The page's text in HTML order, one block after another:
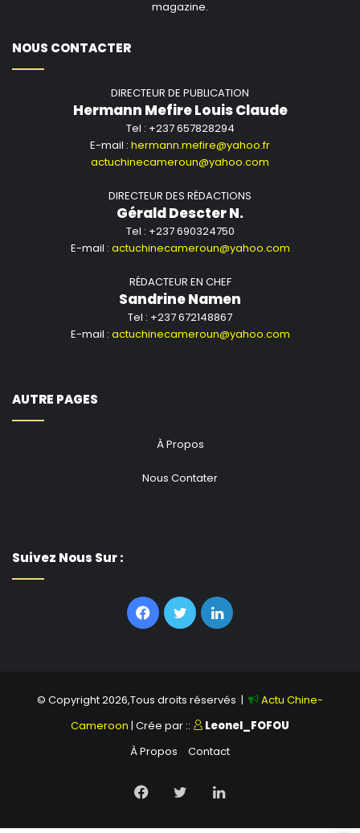
magazine.
NOUS CONTACTER
DIRECTEUR DE PUBLICATION
Hermann Mefire Louis Claude
Tel : +237 657828294
E-mail : hermann.mefire@yahoo.fr
actuchinecameroun@yahoo.com
DIRECTEUR DES RÉDACTIONS
Gérald Descter N.
Tel : +237 690324750
E-mail : actuchinecameroun@yahoo.com
RÉDACTEUR EN CHEF
Sandrine Namen
Tel : +237 672148867
E-mail : actuchinecameroun@yahoo.com
AUTRE PAGES
À Propos
Nous Contater
Suivez Nous Sur :
Facebook
TwitterLinkedin
© Copyright 2026,Tous droits réservés |
Actu Chine-
Cameroon | Crée par ::
Leonel_FOFOU
À Propos
Contact
Facebook
TwitterLinkedin